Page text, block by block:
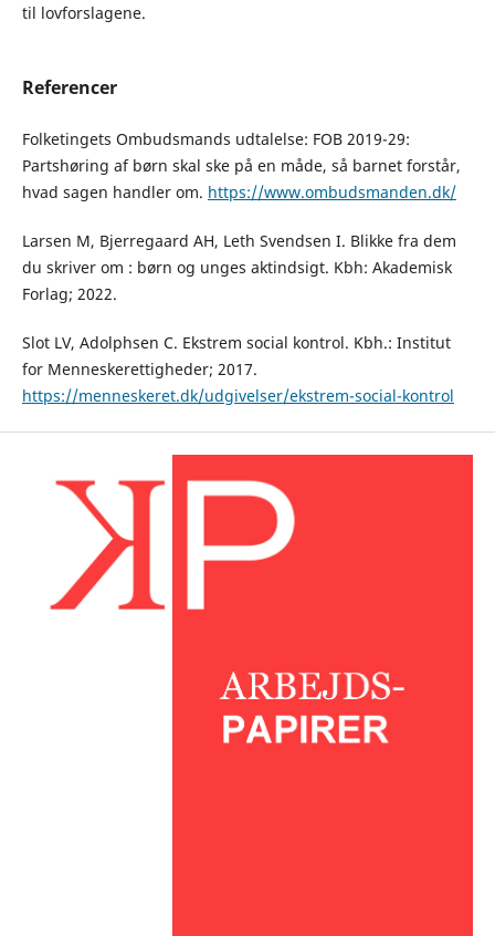
til lovforslagene.
Referencer
Folketingets Ombudsmands udtalelse: FOB 2019-29:
Partshøring af børn skal ske på en måde, så barnet forstår,
hvad sagen handler om. https://www.ombudsmanden.dk/
Larsen M, Bjerregaard AH, Leth Svendsen I. Blikke fra dem
du skriver om : børn og unges aktindsigt. Kbh: Akademisk
Forlag; 2022.
Slot LV, Adolphsen C. Ekstrem social kontrol. Kbh.: Institut
for Menneskerettigheder; 2017.
https://menneskeret.dk/udgivelser/ekstrem-social-kontrol